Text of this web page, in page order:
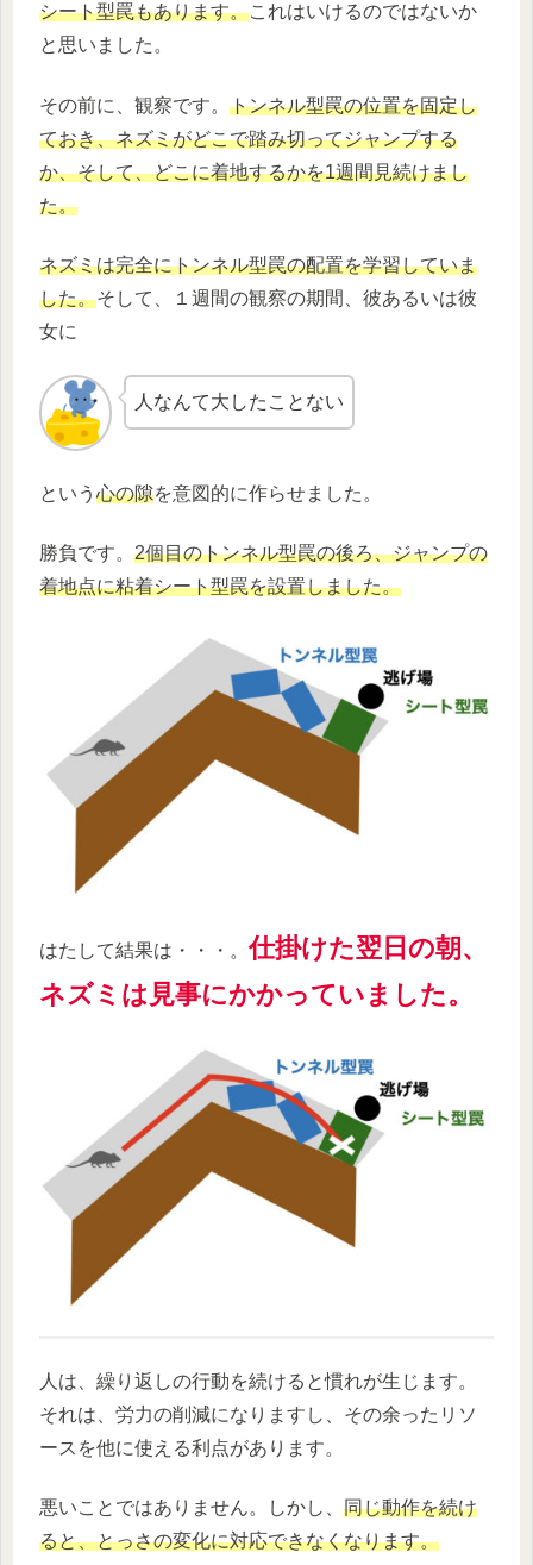
シート型罠もあります。これはいけるのではないか
と思いました。
その前に、観察です。 トンネル型罠の位置を固定し
ておき、ネズミがどこで踏み切ってジャンプする
か、そして、どこに着地するかを1週間見続けまし
た。
ネズミは完全にトンネル型罠の配置を学習していま
した。そして、１週間の観察の期間、彼あるいは彼
女に
人なんて大したことない
という 心の隙を意図的に作らせました。
勝負です。 2個目のトンネル型罠の後ろ、ジャンプの
着地点に粘着シート型罠を設置しました。
はたして結果は・・・。仕掛けた翌日の朝、
ネズミは見事にかかっていました。
人は、繰り返しの行動を続けると慣れが生じます。
それは、労力の削減になりますし、その余ったリソ
ースを他に使える利点があります。
悪いことではありません。しかし、 同じ動作を続け
ると、とっさの変化に対応できなくなります。